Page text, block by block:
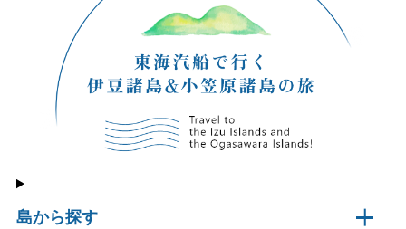
島から探す